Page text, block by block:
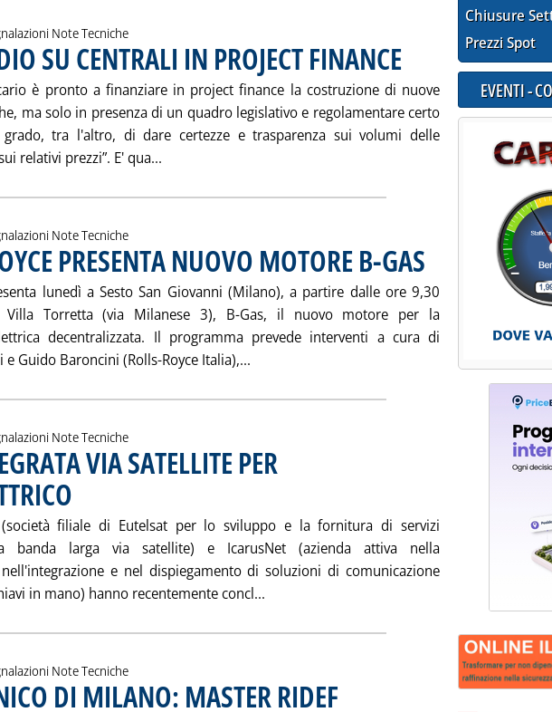
Note Tecniche
SU CENTRALI IN PROJECT FINANCE . Pubblicata sabato 29 novembre
è pronto a finanziare in project finance la costruzione di nuove
ma solo in presenza di un quadro legislativo e regolamentare certo
tra l'altro, di dare certezze e trasparenza sui volumi delle
relativi prezzi”. E' qua... Leggi tutta la notizia: 'ABI, STUDIO SU CENTRALI IN
Note Tecniche
PRESENTA NUOVO MOTORE B-GAS . Pubblicata sabato 29
lunedì a Sesto San Giovanni (Milano), a partire dalle ore 9,30
Villa Torretta (via Milanese 3), B-Gas, il nuovo motore per la
decentralizzata. Il programma prevede interventi a cura di
Guido Baroncini (Rolls-Royce Italia),...
Note Tecniche
VIA SATELLITE PER
(società filiale di Eutelsat per lo sviluppo e la fornitura di servizi
banda larga via satellite) e IcarusNet (azienda attiva nella
e nel dispiegamento di soluzioni di comunicazione
in mano) hanno recentemente concl... Leggi tutta la notizia: 'RETE INTEGRATA VIA
Note Tecniche
DI MILANO: MASTER RIDEF . Pubblicata sabato 29 novembre 2003 alle 14.48.
Chiusure
Prezzi Spot
EVENTI -